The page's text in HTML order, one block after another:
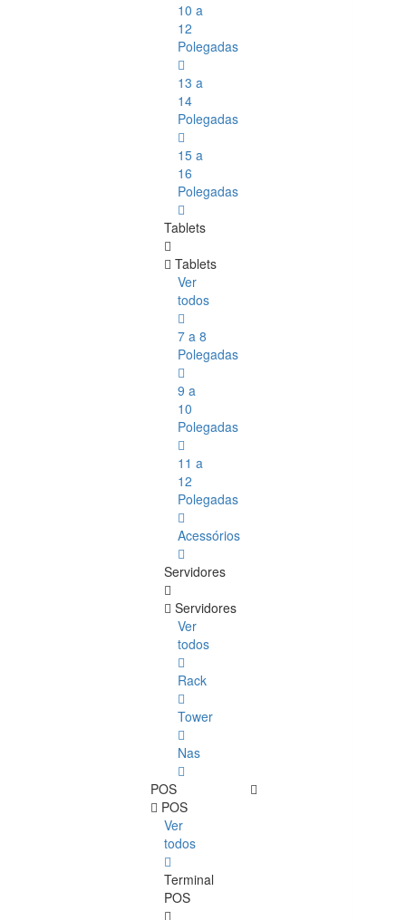
10 a
12
Polegadas
13 a
14
Polegadas
15 a
16
Polegadas
Tablets
Tablets
Ver
todos
7 a 8
Polegadas
9 a
10
Polegadas
11 a
12
Polegadas
Acessórios
Servidores
Servidores
Ver
todos
Rack
Tower
Nas
POS
POS
Ver
todos
Terminal
POS